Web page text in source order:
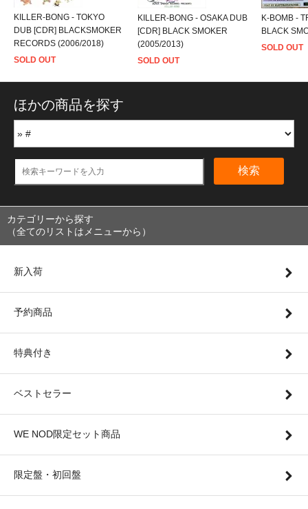
KILLER-BONG - TOKYO
DUB [CDR] BLACKSMOKER
RECORDS (2006/2018)
SOLD OUT
KILLER-BONG - OSAKA DUB
[CDR] BLACK SMOKER
(2005/2013)
SOLD OUT
K-BOMB -
BLACK
SOLD OUT
ほかの商品を探す
検索
カテゴリーから探す
（全てのリストはメニューから）
新入荷
予約商品
特典付き
ベストセラー
WE NOD限定セット商品
限定盤・初回盤